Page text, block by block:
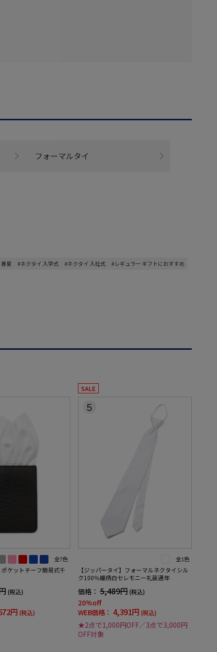
フォーマルタイ
夏 #ネクタイ 入学式 #ネクタイ 入社式 #レギュラー ギフトにおすすめ
全7色
ポケットチーフ簡易式千
(税込)
円 (税込)
SALE
5
全1色
【ジッパータイ】フォーマルネクタイシル
ク100％織柄白セレモニー礼装通年
価格： 5,489円(税込)
20%off
WEB価格： 4,391円 (税込)
★2点で1,000円OFF／3点で3,000円
OFF対象